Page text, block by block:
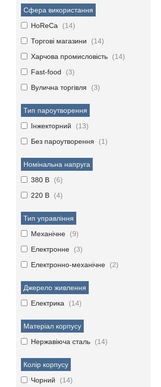
Сфера використання
HoReCa
14
Торгові магазини
14
Харчова промисловість
14
Fast-food
3
Вулична торгівля
3
Тип пароутворення
Інжекторний
13
Без пароутворення
1
Номінальна напруга
380 В
6
220 В
4
Тип управління
Механічне
9
Електронне
3
Електронно-механічне
2
Джерело живлення
Електрика
14
Матеріал корпусу
Нержавіюча сталь
14
Колір корпусу
Чорний
14